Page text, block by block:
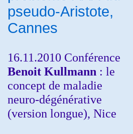
pseudo-Aristote,
Cannes
16.11.2010 Conférence
Benoit Kullmann : le
concept de maladie
neuro-dégénérative
(version longue), Nice